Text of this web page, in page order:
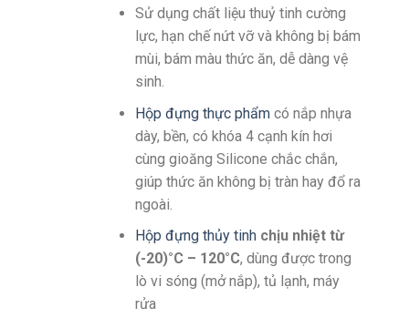
Sử dụng chất liệu thuỷ tinh cường
lực, hạn chế nứt vỡ và không bị bám
mùi, bám màu thức ăn, dễ dàng vệ
sinh.
Hộp đựng thực phẩmcó nắp nhựa
dày, bền, có khóa 4 cạnh kín hơi
cùng gioăng Silicone chắc chắn,
giúp thức ăn không bị tràn hay đổ ra
ngoài.
Hộp đựng thủy tinh chịu nhiệt từ
(-20)°C – 120°C, dùng được trong
lò vi sóng (mở nắp), tủ lạnh, máy
rửa